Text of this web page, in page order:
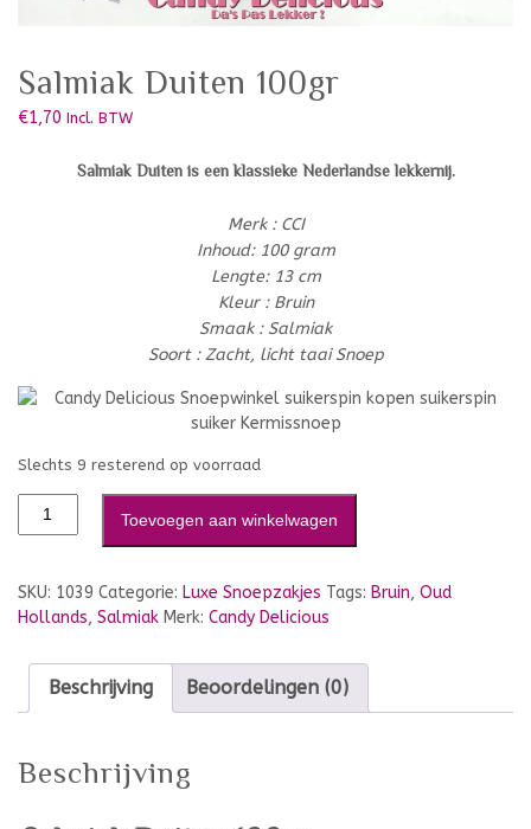
Salmiak Duiten 100gr
€1,70 Incl. BTW
Salmiak Duiten is een klassieke Nederlandse lekkernij.
Merk : CCI
Inhoud: 100 gram
Lengte: 13 cm
Kleur : Bruin
Smaak : Salmiak
Soort : Zacht, licht taai Snoep
Slechts 9 resterend op voorraad
Toevoegen aan winkelwagen
SKU: 1039 Categorie: Luxe Snoepzakjes Tags: Bruin, Oud
Hollands, Salmiak Merk: Candy Delicious
Beschrijving Beoordelingen (0)
Beschrijving